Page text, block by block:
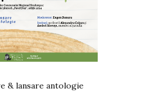
& lansare antologie